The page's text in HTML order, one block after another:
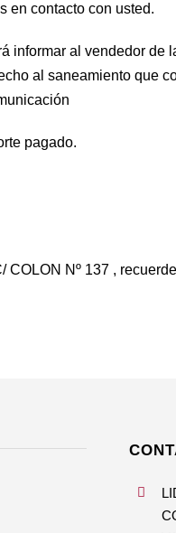
en contacto con usted.
informar al vendedor de
al saneamiento que
pagado.
Nº 137 ,